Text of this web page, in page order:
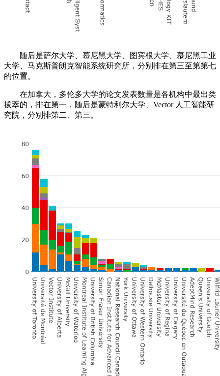
随后是萨尔大学、慕尼黑大学、图宾根大学、慕尼黑工业
大学、马克斯普朗克智能系统研究所，分别排在第三至第第七
的位置。
在加拿大，多伦多大学的论文发表数量是各机构中最出类
拔萃的，排在第一，随后是蒙特利尔大学、Vector 人工智能研
究院，分别排第二、第三。